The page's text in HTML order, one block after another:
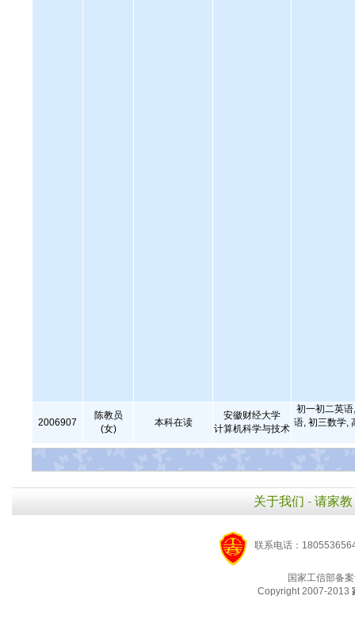
2006907
陈教员
(女)
本科在读
安徽财经大学
计算机科学与技术
初一初二英
语, 初三数学,
关于我们 - 请家教
联系电话：
国家工信部备
Copyright 2007-2013